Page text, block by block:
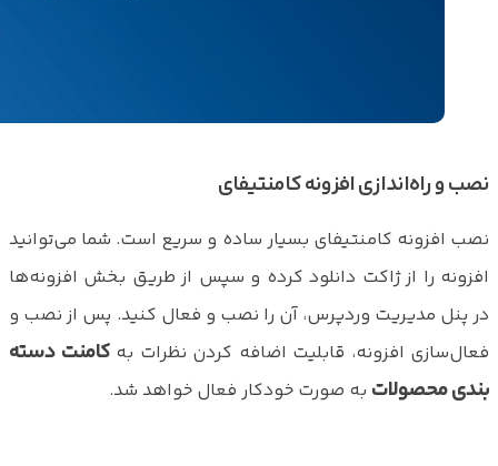
نصب و راه‌اندازی افزونه کامنتیفای
نصب افزونه کامنتیفای بسیار ساده و سریع است. شما می‌توانید
افزونه را از ژاکت دانلود کرده و سپس از طریق بخش افزونه‌ها
در پنل مدیریت وردپرس، آن را نصب و فعال کنید. پس از نصب و
فعال‌سازی افزونه، قابلیت اضافه کردن نظرات بهکامنت دسته
بندی محصولات به صورت خودکار فعال خواهد شد.